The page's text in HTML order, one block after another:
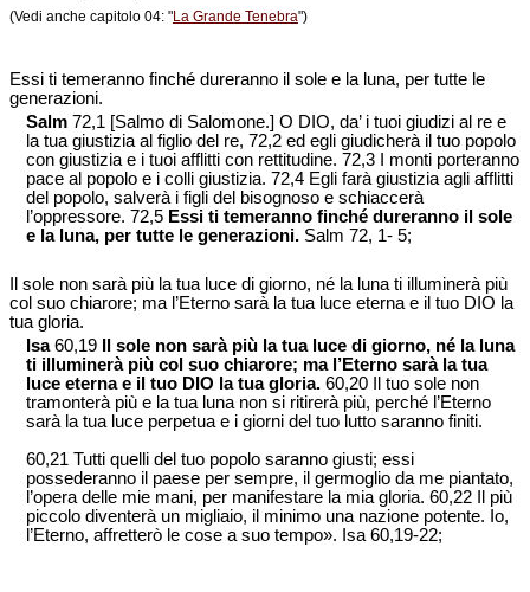
(Vedi anche capitolo 04: "La Grande Tenebra")
Essi ti temeranno finché dureranno il sole e la luna, per tutte le
generazioni.
Salm 72,1 [Salmo di Salomone.] O DIO, da’ i tuoi giudizi al re e
la tua giustizia al figlio del re, 72,2 ed egli giudicherà il tuo popolo
con giustizia e i tuoi afflitti con rettitudine. 72,3 I monti porteranno
pace al popolo e i colli giustizia. 72,4 Egli farà giustizia agli afflitti
del popolo, salverà i figli del bisognoso e schiaccerà
l’oppressore. 72,5 Essi ti temeranno finché dureranno il sole
e la luna, per tutte le generazioni. Salm 72, 1- 5;
Il sole non sarà più la tua luce di giorno, né la luna ti illuminerà più
col suo chiarore; ma l’Eterno sarà la tua luce eterna e il tuo DIO la
tua gloria.
Isa60,19
Il sole non sarà più la tua luce di giorno, né la luna
ti illuminerà più col suo chiarore; ma l’Eterno sarà la tua
luce eterna e il tuo DIO la tua gloria. 60,20 Il tuo sole non
tramonterà più e la tua luna non si ritirerà più, perché l’Eterno
sarà la tua luce perpetua e i giorni del tuo lutto saranno finiti.
60,21 Tutti quelli del tuo popolo saranno giusti; essi
possederanno il paese per sempre, il germoglio da me piantato,
l’opera delle mie mani, per manifestare la mia gloria. 60,22 Il più
piccolo diventerà un migliaio, il minimo una nazione potente. Io,
l’Eterno, affretterò le cose a suo tempo». Isa 60,19-22;